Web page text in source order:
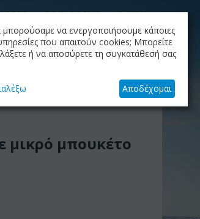
ΤΟ BLOG ΜΑΣ ΕΤΑΙΡΙΑ
ΚΑΛΆΘΙ
Το καλάθι είναι άδειο
μικρό μπουκέτο
μπορούσαμε να ενεργοποιήσουμε κάποιες
που απαιτούν cookies; Μπορείτε
ή να αποσύρετε τη συγκατάθεσή σας
Αποδέχομαι